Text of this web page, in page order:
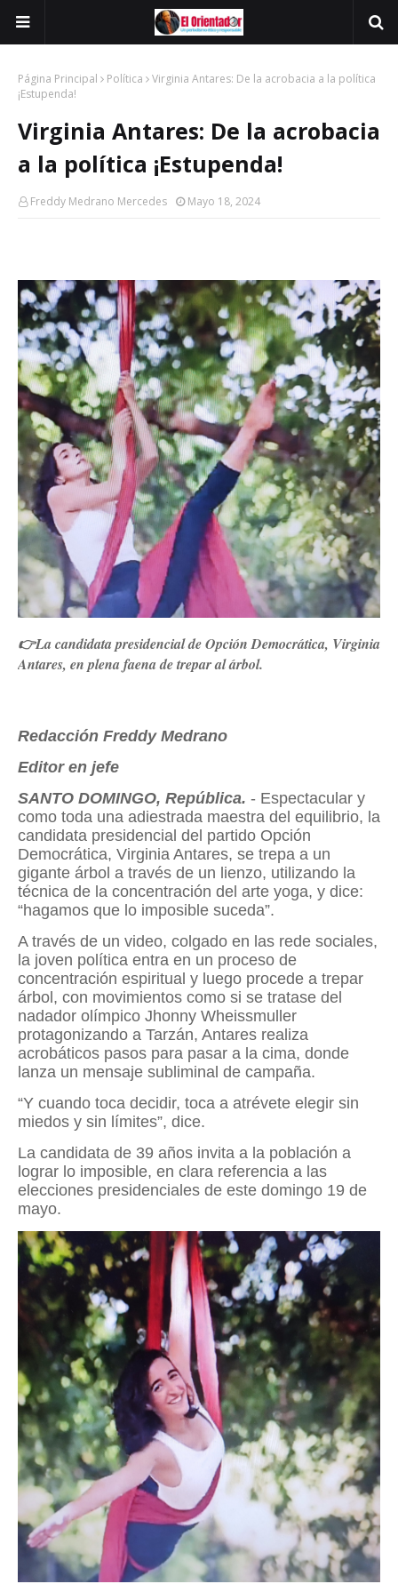
Página Principal Política
Virginia Antares: De la acrobacia a la política
¡Estupenda!
Virginia Antares: De la acrobacia
a la política ¡Estupenda!
Freddy Medrano Mercedes Mayo 18, 2024
👉La candidata presidencial de Opción Democrática, Virginia
Antares, en plena faena de trepar al árbol.
Redacción Freddy Medrano
Editor en jefe
SANTO DOMINGO, República. - Espectacular y
como toda una adiestrada maestra del equilibrio, la
candidata presidencial del partido Opción
Democrática, Virginia Antares, se trepa a un
gigante árbol a través de un lienzo, utilizando la
técnica de la concentración del arte yoga, y dice:
“hagamos que lo imposible suceda”.
A través de un video, colgado en las rede sociales,
la joven política entra en un proceso de
concentración espiritual y luego procede a trepar
árbol, con movimientos como si se tratase del
nadador olímpico Jhonny Wheissmuller
protagonizando a Tarzán, Antares realiza
acrobáticos pasos para pasar a la cima, donde
lanza un mensaje subliminal de campaña.
“Y cuando toca decidir, toca a atrévete elegir sin
miedos y sin límites”, dice.
La candidata de 39 años invita a la población a
lograr lo imposible, en clara referencia a las
elecciones presidenciales de este domingo 19 de
mayo.